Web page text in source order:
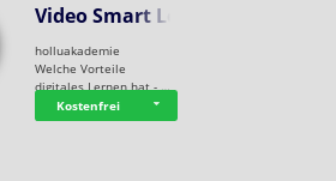
Video Smart Lea…
holluakademie
Welche Vorteile
digitales Lernen hat - …
Kostenfrei